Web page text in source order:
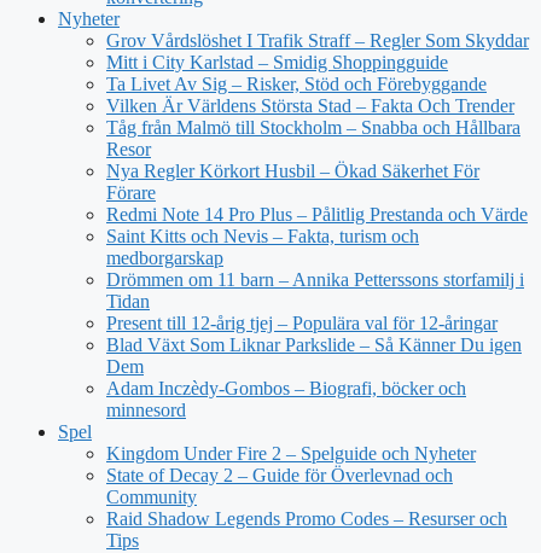
Nyheter
Grov Vårdslöshet I Trafik Straff – Regler Som Skyddar
Mitt i City Karlstad – Smidig Shoppingguide
Ta Livet Av Sig – Risker, Stöd och Förebyggande
Vilken Är Världens Största Stad – Fakta Och Trender
Tåg från Malmö till Stockholm – Snabba och Hållbara
Resor
Nya Regler Körkort Husbil – Ökad Säkerhet För
Förare
Redmi Note 14 Pro Plus – Pålitlig Prestanda och Värde
Saint Kitts och Nevis – Fakta, turism och
medborgarskap
Drömmen om 11 barn – Annika Petterssons storfamilj i
Tidan
Present till 12-årig tjej – Populära val för 12-åringar
Blad Växt Som Liknar Parkslide – Så Känner Du igen
Dem
Adam Inczèdy-Gombos – Biografi, böcker och
minnesord
Spel
Kingdom Under Fire 2 – Spelguide och Nyheter
State of Decay 2 – Guide för Överlevnad och
Community
Raid Shadow Legends Promo Codes – Resurser och
Tips